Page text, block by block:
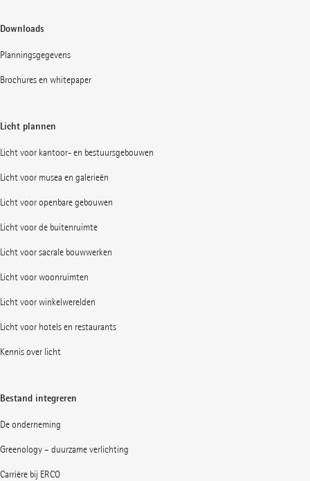
Downloads
Planningsgegevens
Brochures en whitepaper
Licht plannen
Licht voor kantoor- en bestuursgebouwen
Licht voor musea en galerieën
Licht voor openbare gebouwen
Licht voor de buitenruimte
Licht voor sacrale bouwwerken
Licht voor woonruimten
Licht voor winkelwerelden
Licht voor hotels en restaurants
Kennis over licht
Bestand integreren
De onderneming
Greenology – duurzame verlichting
Carrière bij ERCO